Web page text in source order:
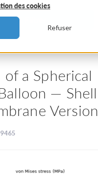
des cookies
Refuser
a Spherical
— Shell
Version